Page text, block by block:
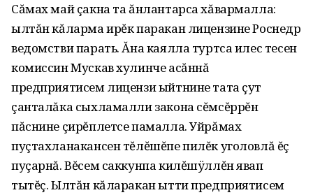
Сăмах май çакна та ăнлантарса хăвармалла:
ылтăн кăларма ирĕк паракан лицензине Роснедр
ведомстви парать. Ăна каялла туртса илес тесен
комиссин Мускав хулинче асăннă
предприятисем лицензи ыйтнине тата çут
çанталăка сыхламалли закона сĕмсĕррĕн
пăснине çирĕплетсе памалла. Уйрăмах
пуçтахланакансен тĕлĕшĕпе пилĕк уголовлă ĕç
пуçарнă. Вĕсем саккунпа килĕшÿллĕн явап
тытĕç. Ылтăн кăларакан ытти предприятисем